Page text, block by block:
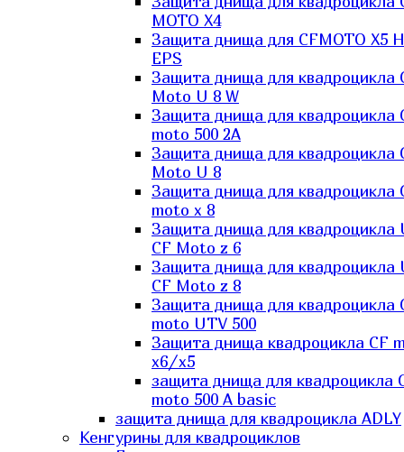
MOTO X4
Защита днища для CFMOTO X5
EPS
Защита днища для квадроцикла
Moto U 8 W
Защита днища для квадроцикла
moto 500 2A
Защита днища для квадроцикла
Moto U 8
Защита днища для квадроцикла
moto x 8
Защита днища для квадроцикла
CF Moto z 6
Защита днища для квадроцикла
CF Moto z 8
Защита днища для квадроцикла
moto UTV 500
Защита днища квадроцикла СF
x6/x5
защита днища для квадроцикла
moto 500 A basic
защита днища для квадроцикла ADLY
Кенгурины для квадроциклов